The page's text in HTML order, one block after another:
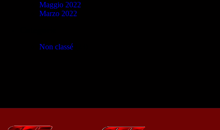
Maggio 2022
Marzo 2022
Non classé